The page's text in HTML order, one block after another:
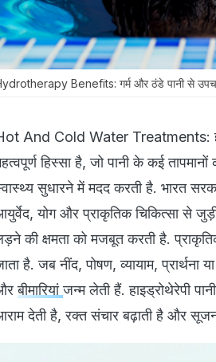
Benefits: गर्म और ठंडे पानी से
And Cold Water Treatments:
हिस्सा है, जो पानी के कई
सुधारने में मदद करती है. भारत
योग और प्राकृतिक चिकित्सा से
की क्षमता को मजबूत करती है.
है. जब नींद, पोषण, व्यायाम,
बीमारियांजन्म लेती हैं. हाइड्रोथेरेपी
देती है, रक्त संचार बढ़ाती है और